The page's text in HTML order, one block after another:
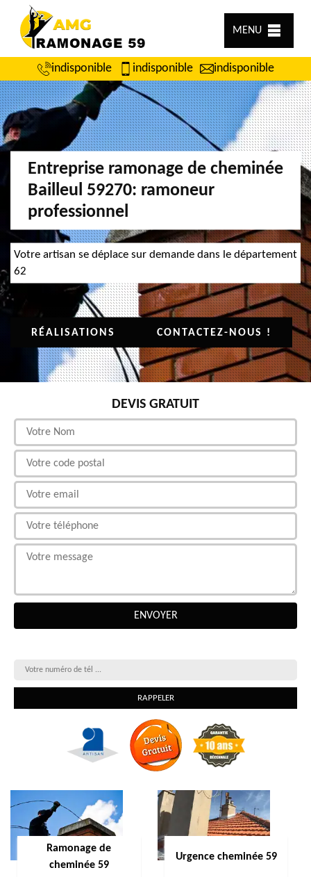
MENU
indisponible indisponible indisponible
Entreprise ramonage de cheminée
Bailleul 59270: ramoneur
professionnel
Votre artisan se déplace sur demande dans le département
62
RÉALISATIONS CONTACTEZ-NOUS !
DEVIS GRATUIT
Ramonage de
cheminée 59
Urgence cheminée 59